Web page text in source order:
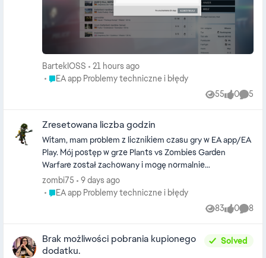
BartekIOSS
21 hours ago
Place EA app Problemy techniczne i błędy
EA app Problemy techniczne i błędy
55
Views 0
likes 5
Zresetowana liczba godzin
Witam, mam problem z licznikiem czasu gry w EA app/EA
Play. Mój postęp w grze Plants vs Zombies Garden
Warfare został zachowany i mogę normalnie
kontynuować rozgrywkę, ale od jakiegoś czasu liczba
przegranych godzin nagle zresetowała się do zera bez
żadnej ingerencji z mojej strony. Od tego momentu
licznik zaczął naliczać czas ponownie od początku. Czy
problem, oraz czy da się przywrócić poprzednią wartość
licznika godzin? (miałem z tego co pamiętam 147/148
zombi75
9 days ago
Place EA app Problemy techniczne i błędy
EA app Problemy techniczne i błędy
83
Views 0
likes 8
Brak możliwości pobrania kupionego
dodatku.
Solved